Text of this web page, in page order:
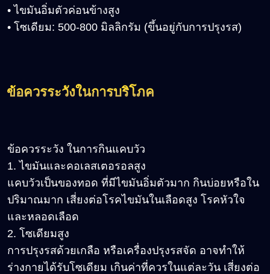
• ไขมันอิ่มตัวค่อนข้างสูง
• โซเดียม: 500-800 มิลลิกรัม (ขึ้นอยู่กับการปรุงรส)
ข้อควรระวังในการบริโภค
ข้อควรระวัง ในการกินแคบวัว
1. ไขมันและคอเลสเตอรอลสูง
แคบวัวเป็นของทอด ที่มีไขมันอิ่มตัวมาก กินบ่อยหรือใน
ปริมาณมาก เสี่ยงต่อโรคไขมันในเลือดสูง โรคหัวใจ
และหลอดเลือด
2. โซเดียมสูง
การปรุงรสด้วยเกลือ หรือเครื่องปรุงรสจัด อาจทำให้
ร่างกายได้รับโซเดียม เกินค่าที่ควรในแต่ละวัน เสี่ยงต่อ